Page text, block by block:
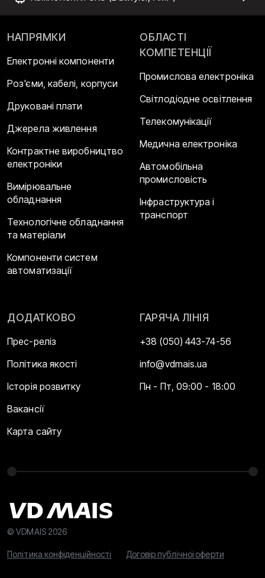
НАПРЯМКИ
Електронні компоненти
Роз'єми, кабелі, корпуси
Друковані плати
Джерела живлення
Контрактне виробництво
електроніки
Вимірювальне
обладнання
Технологічне обладнання
та матеріали
Компоненти систем
автоматизації
ОБЛАСТІ
КОМПЕТЕНЦІЇ
Промислова електроніка
Світлодіодне освітлення
Телекомунікації
Медична електроніка
Автомобільна
промисловість
Інфраструктура і
транспорт
ДОДАТКОВО
Прес-реліз
Політика якості
Історія розвитку
Вакансії
Карта сайту
ГАРЯЧА ЛІНІЯ
+38 (050) 443-74-56
info@vdmais.ua
Пн - Пт, 09:00 - 18:00
© VDMAIS 2026
Політика конфіденційності Договір публічної оферти